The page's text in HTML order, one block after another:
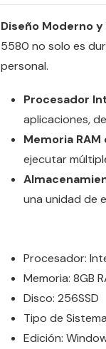
Diseño Moderno
5580 no solo es
personal.
Procesador
aplicaciones,
Memoria RAM
ejecutar
una unidad de
Procesador:
Memoria: 8GB
Disco: 256SSD
Tipo de
Edición: